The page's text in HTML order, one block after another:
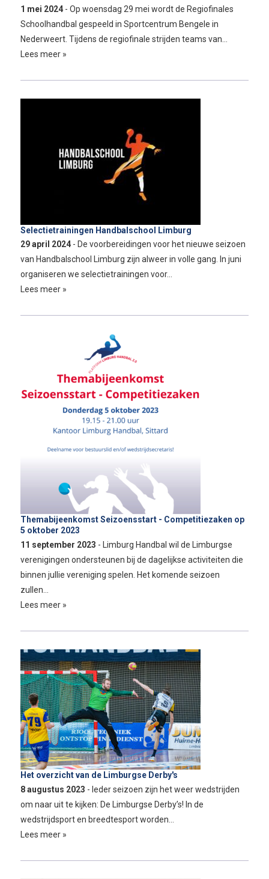
1 mei 2024 - Op woensdag 29 mei wordt de Regiofinales
Schoolhandbal gespeeld in Sportcentrum Bengele in
Nederweert. Tijdens de regiofinale strijden teams van…
Lees meer »
Selectietrainingen Handbalschool Limburg
29 april 2024 - De voorbereidingen voor het nieuwe seizoen
van Handbalschool Limburg zijn alweer in volle gang. In juni
organiseren we selectietrainingen voor…
Lees meer »
Themabijeenkomst Seizoensstart - Competitiezaken op
5 oktober 2023
11 september 2023 - Limburg Handbal wil de Limburgse
verenigingen ondersteunen bij de dagelijkse activiteiten die
binnen jullie vereniging spelen. Het komende seizoen
zullen…
Lees meer »
Het overzicht van de Limburgse Derby's
8 augustus 2023 - Ieder seizoen zijn het weer wedstrijden
om naar uit te kijken: De Limburgse Derby’s! In de
wedstrijdsport en breedtesport worden…
Lees meer »